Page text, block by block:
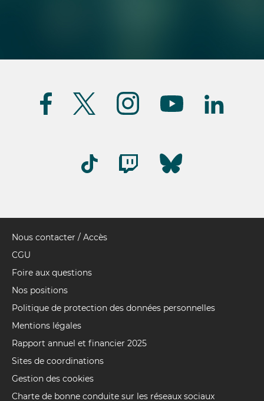
Pied
de
Nous contacter / Accès
CGU
Foire aux questions
Nos positions
Politique de protection des données personnelles
Mentions légales
Rapport annuel et financier 2025
Sites de coordinations
Gestion des cookies
Charte de bonne conduite sur les réseaux sociaux